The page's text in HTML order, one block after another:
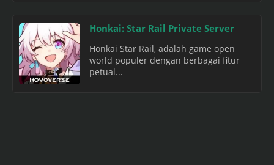
Honkai: Star Rail Private Server
Honkai Star Rail, adalah game open
world populer dengan berbagai fitur
petual...